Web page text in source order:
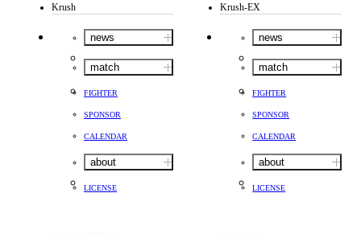
Krush
news
match
FIGHTER
SPONSOR
CALENDAR
about
LICENSE
Krush-EX
news
match
FIGHTER
SPONSOR
CALENDAR
about
LICENSE